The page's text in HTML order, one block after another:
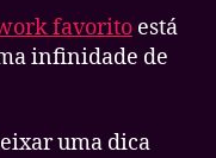
Fim
do
Locale
favorito está
infinidade de
uma dica